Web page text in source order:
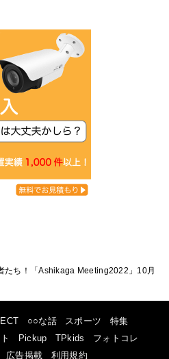
たち！「Ashikaga Meeting2022」10月
○○な話 スポーツ
特集
Pickup TPkids
フォトコレ
広告掲載 利用規約